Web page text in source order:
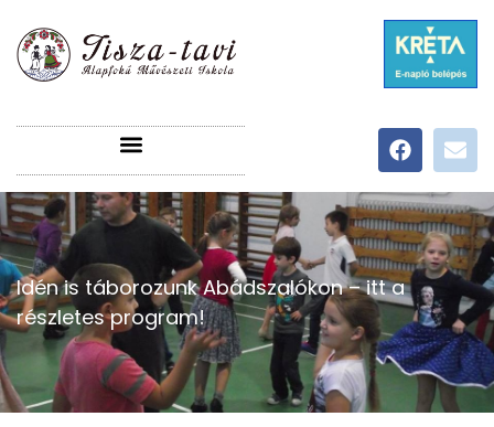
Idén is táborozunk Abádszalókon – itt a
részletes program!